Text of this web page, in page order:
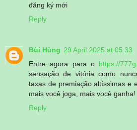
đăng ký mới
Reply
Bùi Hùng 29 April 2025 at 05:33
Entre agora para o https://
sensação de vitória como
taxas de premiação altíssimas e
mais você joga, mais você ganha!
Reply